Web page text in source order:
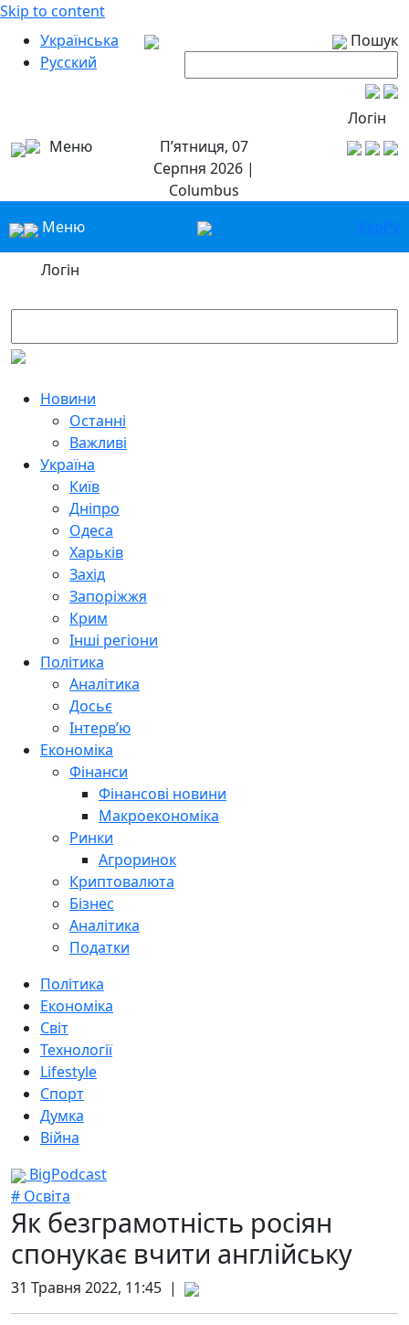
Skip to content
Українська
Русский
Пошук
Логін
Меню
П’ятниця, 07
Серпня 2026 |
Columbus
Меню
УкрРу
Логін
Новини
Останні
Важливі
Україна
Київ
Дніпро
Одеса
Харьків
Захід
Запоріжжя
Крим
Інші регіони
Політика
Аналітика
Досьє
Інтерв’ю
Економіка
Фінанси
Фінансові новини
Макроекономіка
Ринки
Агроринок
Криптовалюта
Бізнес
Аналітика
Податки
Політика
Економіка
Світ
Технології
Lifestyle
Спорт
Думка
Війна
BigPodcast
# Освіта
Як безграмотність росіян
спонукає вчити англійську
31 Травня 2022, 11:45 |